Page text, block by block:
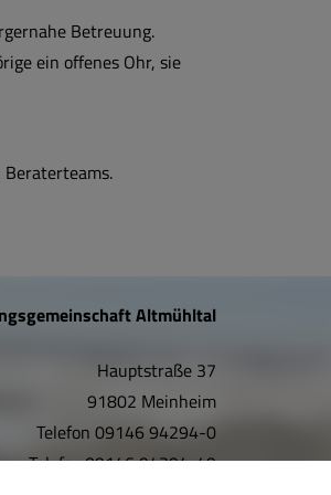
Betreuung.
ein offenes Ohr, sie
Altmühltal
Hauptstraße 37
91802 Meinheim
Telefon 09146 94294-0
Telefax09146 94294-49